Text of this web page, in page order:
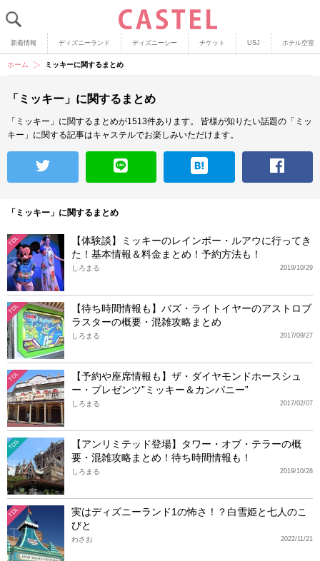
新着情報 ディズニーランド ディズニーシー チケット USJ ホテル空室
ホーム ミッキーに関するまとめ
「ミッキー」に関するまとめ
「ミッキー」に関するまとめが1513件あります。
皆様が知りたい話題の「ミッ
キー」に関する記事はキャステルでお楽しみいただけます。
「ミッキー」に関するまとめ
TDL
【体験談】ミッキーのレインボー・ルアウに行ってき
た！基本情報＆料金まとめ！予約方法も！
2019/10/29
しろまる
TDL
【待ち時間情報も】バズ・ライトイヤーのアストロブ
ラスターの概要・混雑攻略まとめ
2017/09/27
しろまる
TDL
【予約や座席情報も】ザ・ダイヤモンドホースシュ
ー・プレゼンツ”ミッキー＆カンパニー”
2017/02/07
しろまる
TDS
【アンリミテッド登場】タワー・オブ・テラーの概
要・混雑攻略まとめ！待ち時間情報も！
2019/10/28
しろまる
TDL
実はディズニーランド1の怖さ！？白雪姫と七人のこ
びと
2022/11/21
わさお